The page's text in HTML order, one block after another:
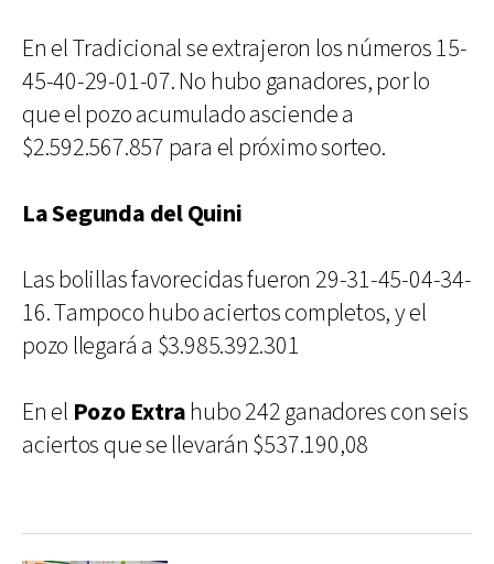
En el Tradicional se extrajeron los números 15-
45-40-29-01-07. No hubo ganadores, por lo
que el pozo acumulado asciende a
$2.592.567.857 para el próximo sorteo.
La Segunda del Quini
Las bolillas favorecidas fueron 29-31-45-04-34-
16. Tampoco hubo aciertos completos, y el
pozo llegará a $3.985.392.301
En el Pozo Extrahubo 242 ganadores con seis
aciertos que se llevarán $537.190,08